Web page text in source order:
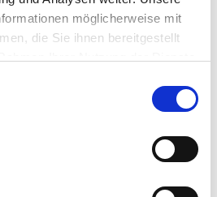
möglicherweise mit
die Sie ihnen bereitgestellt
und Winterthur sind